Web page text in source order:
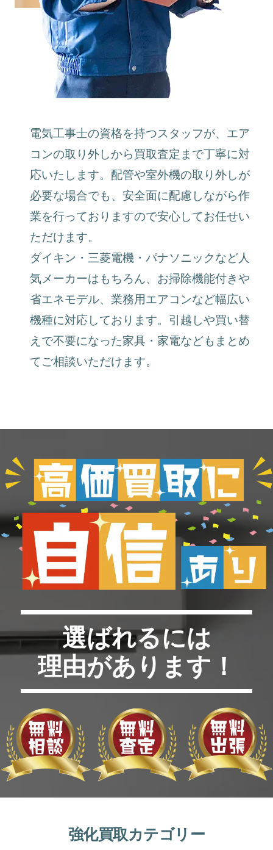
電気工事士の資格を持つスタッフが、エア
コンの取り外しから買取査定まで丁寧に対
応いたします。配管や室外機の取り外しが
必要な場合でも、安全面に配慮しながら作
業を行っておりますので安心してお任せい
ただけます。
ダイキン・三菱電機・パナソニックなど人
気メーカーはもちろん、お掃除機能付きや
省エネモデル、業務用エアコンなど幅広い
機種に対応しております。引越しや買い替
えで不要になった家具・家電などもまとめ
てご相談いただけます。
選ばれるには
理由があります！
強化買取カテゴリー